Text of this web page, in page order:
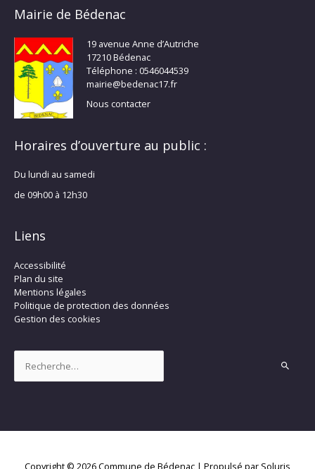
Mairie de Bédenac
19 avenue Anne d’Autriche
17210 Bédenac
Téléphone : 0546044539
mairie@bedenac17.fr
Nous contacter
Horaires d’ouverture au public :
Du lundi au samedi
de 09h00 à 12h30
Liens
Accessibilité
Plan du site
Mentions légales
Politique de protection des données
Gestion des cookies
Copyright © 2026Commune de Bédenac | Propulsé par Soluris